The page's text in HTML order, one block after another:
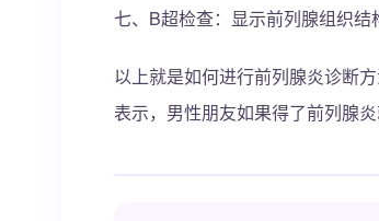
七、B超检查：显示前列腺组织结
以上就是如何进行前列腺炎诊断
表示，男性朋友如果得了前列腺